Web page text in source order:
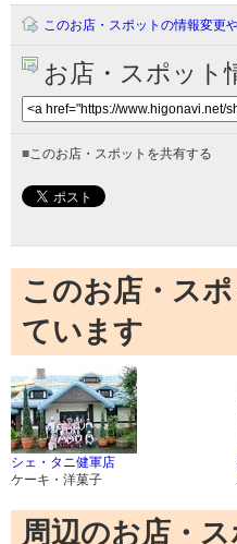
このお店・スポットの情報変更
お店・スポット
■このお店・スポットを共有する
このお店・ス
ています
シェ・タニ健軍店
ケーキ・洋菓子
周辺のお店・ス